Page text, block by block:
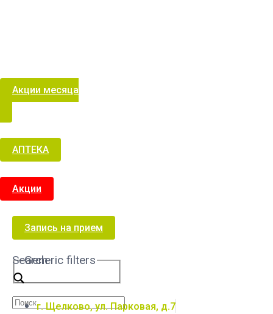
Акции месяца
АПТЕКА
Акции
Запись на прием
Search
Generic filters
г. Щелково, ул. Парковая, д.7